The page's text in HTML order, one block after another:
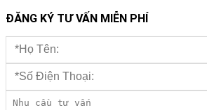
ĐĂNG KÝ TƯ VẤN MIỄN PHÍ